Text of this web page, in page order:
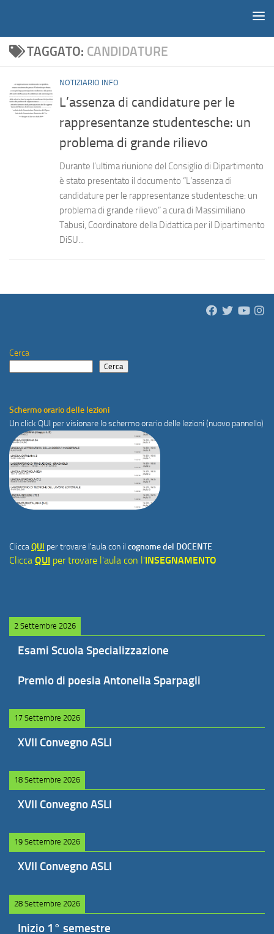
TAGGATO: CANDIDATURE
NOTIZIARIO INFO
L’assenza di candidature per le
rappresentanze studentesche: un
problema di grande rilievo
Durante l’ultima riunione del Consiglio di Dipartimento
è stato presentato il documento “L’assenza di
candidature per le rappresentanze studentesche: un
problema di grande rilievo” a cura di Massimiliano
Tabusi, Coordinatore della Didattica per il Dipartimento
DiSU...
Cerca
Cerca
Schermo orario delle lezioni
Un click QUI per visionare lo schermo orario delle lezioni (nuovo pannello)
CliccaQUI per trovare l'aula con il cognome del DOCENTE
Clicca QUI per trovare l'aula con l'INSEGNAMENTO
2 Settembre 2026
Esami Scuola Specializzazione
Premio di poesia Antonella Sparpagli
17 Settembre 2026
XVII Convegno ASLI
18 Settembre 2026
XVII Convegno ASLI
19 Settembre 2026
XVII Convegno ASLI
28 Settembre 2026
Inizio 1° semestre